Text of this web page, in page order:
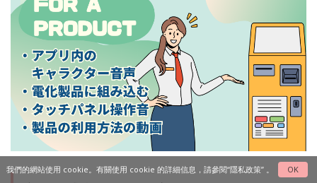
我們的網站使用 cookie。有關使用 cookie 的詳細信息，請參閱“隱私政策”。 OK